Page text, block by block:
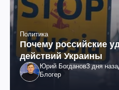
Политика
Почему российские
действий Украины
Юрий Богданов3 дня
Блогер